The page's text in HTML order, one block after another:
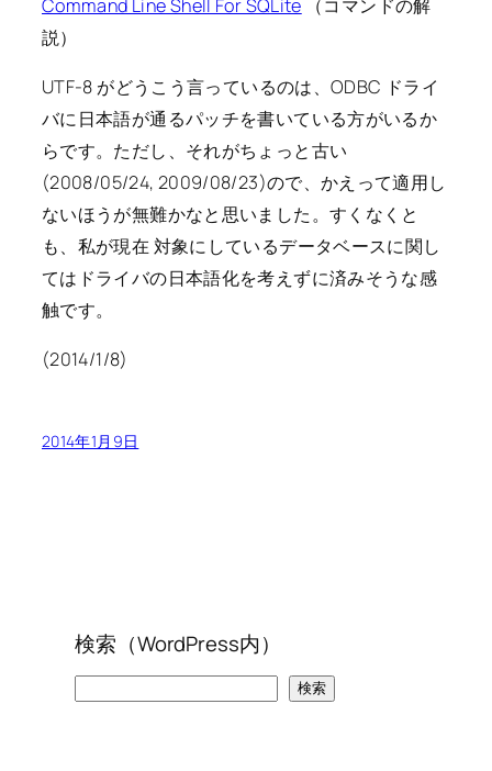
Command Line Shell For SQLite （コマンドの解
説）
UTF-8 がどうこう言っているのは、ODBC ドライ
バに日本語が通るパッチを書いている方がいるか
らです。ただし、それがちょっと古い
(2008/05/24, 2009/08/23)ので、かえって適用し
ないほうが無難かなと思いました。すくなくと
も、私が現在 対象にしているデータベースに関し
てはドライバの日本語化を考えずに済みそうな感
触です。
(2014/1/8)
2014年1月9日
検索（WordPress内）
検索